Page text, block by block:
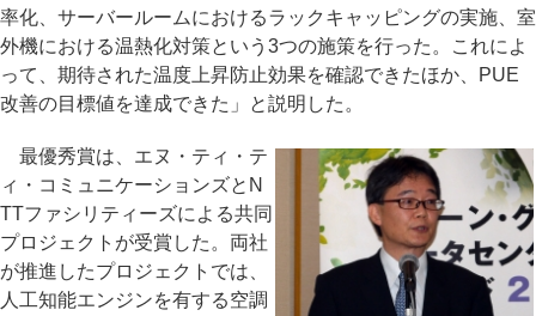
率化、サーバールームにおけるラックキャッピングの実施、室
外機における温熱化対策という3つの施策を行った。これによ
って、期待された温度上昇防止効果を確認できたほか、PUE
改善の目標値を達成できた」と説明した。
最優秀賞は、エヌ・ティ・テ
ィ・コミュニケーションズとN
TTファシリティーズによる共同
プロジェクトが受賞した。両社
が推進したプロジェクトでは、
人工知能エンジンを有する空調